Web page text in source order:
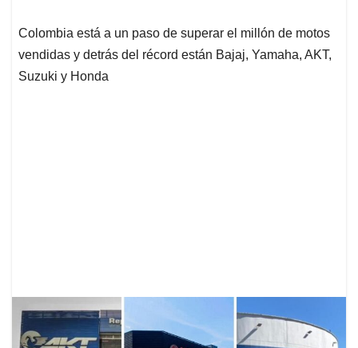
Colombia está a un paso de superar el millón de motos
vendidas y detrás del récord están Bajaj, Yamaha, AKT,
Suzuki y Honda